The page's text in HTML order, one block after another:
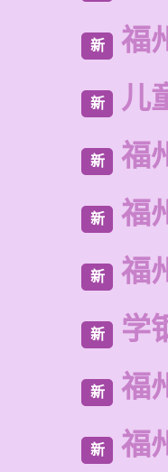
新 福
新 儿
新 福
新 福
新 福
新 学
新 福
新 福